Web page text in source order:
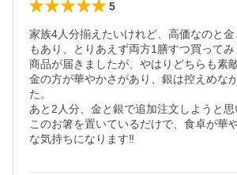
5
家族4人分揃えたいけれど、高価なのと金
もあり、とりあえず両方1膳すつ買ってみ
商品が届きましたが、やはりどちらも素敵
金の方が華やかさがあり、銀は控えめな
た。
あと2人分、金と銀で追加注文しようと思
このお箸を置いているだけで、食卓が華